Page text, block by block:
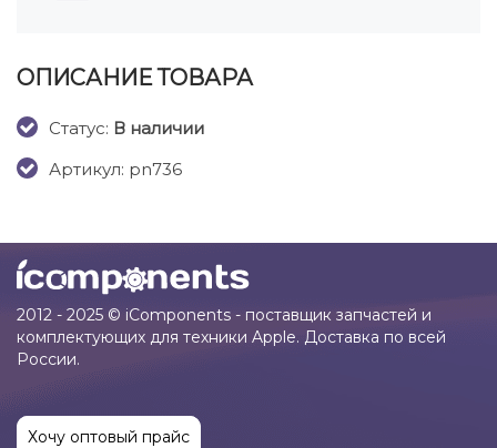
ОПИСАНИЕ ТОВАРА
Cтатус: В наличии
Артикул: pn736
2012 - 2025 © iComponents - поставщик запчастей и
комплектующих для техники Apple. Доставка по всей
России.
Хочу оптовый прайс